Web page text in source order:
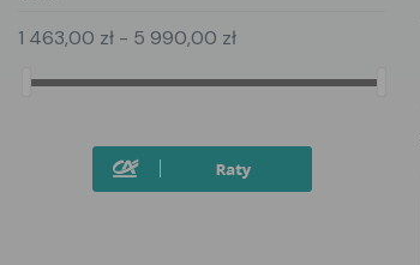
1 463,00 zł - 5 990,00 zł